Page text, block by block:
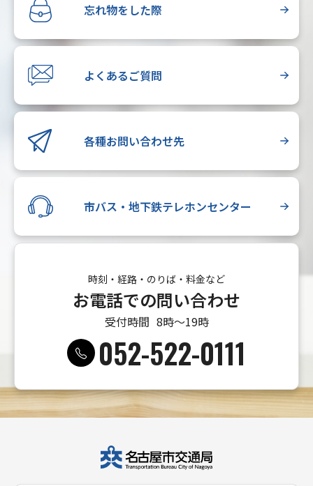
忘れ物をした際
よくあるご質問
各種お問い合わせ先
市バス・地下鉄テレホンセンター
時刻・経路・のりば・料金など
お電話での問い合わせ
受付時間 8時〜19時
052-522-0111